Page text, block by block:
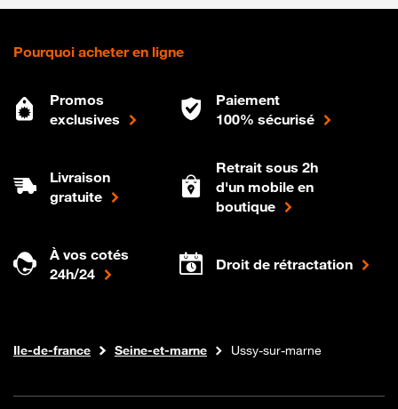
Pourquoi acheter en ligne
Promos
exclusives
Paiement
100% sécurisé
Livraison
gratuite
Retrait sous 2h
d'un mobile en
boutique
À vos cotés
24h/24
Droit de rétractation
Boutique Orange
Internet fibre
Ile-de-france Seine-et-marne Ussy-sur-marne